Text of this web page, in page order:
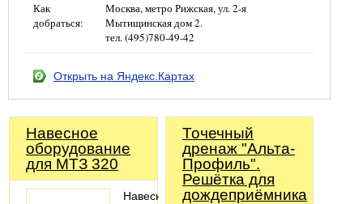
Как
добраться:
Москва, метро Рижская, ул. 2-я
Мытищинская дом 2.
тел. (495)780-49-42
Открыть на Яндекс.Картах
Навесное
оборудование
для МТЗ 320
Навесное
Точечный
дренаж "Альта-
Профиль".
Решётка для
дождеприёмника